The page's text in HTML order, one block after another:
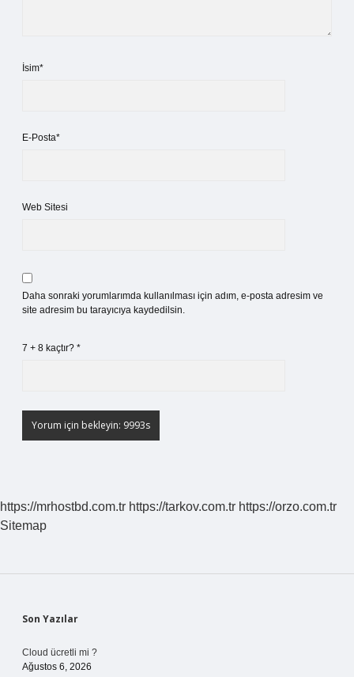
İsim*
E-Posta*
Web Sitesi
Daha sonraki yorumlarımda kullanılması için adım, e-posta adresim ve
site adresim bu tarayıcıya kaydedilsin.
7 + 8 kaçtır? *
https://mrhostbd.com.tr https://tarkov.com.tr https://orzo.com.tr
Sitemap
Sidebar
Son Yazılar
Cloud ücretli mi ?
Ağustos 6, 2026